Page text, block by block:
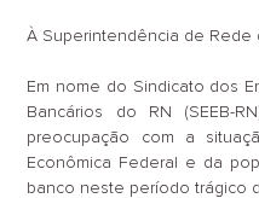
À Superintendência de Rede
Em nome do Sindicato dos
Bancários do RN (SEEB-
preocupação com a
Econômica Federal e da
banco neste período trágico